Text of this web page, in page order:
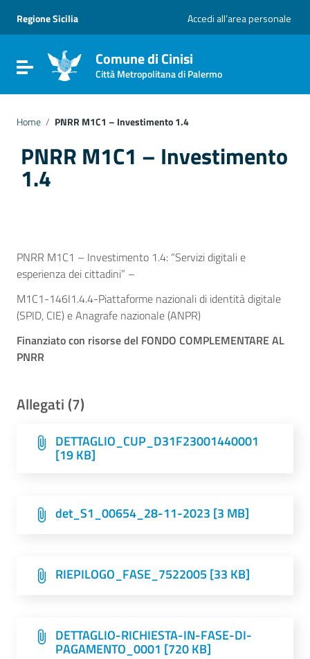
Vai al menu di navigazione
Vai al footer
Regione Sicilia Accedi all’area personale
Attiva / disattiva la navigazione
Comune di Cinisi
Città Metropolitana di Palermo
Home / PNRR M1C1 – Investimento 1.4
PNRR M1C1 – Investimento
1.4
PNRR M1C1 – Investimento 1.4: “Servizi digitali e
esperienza dei cittadini” –
M1C1-146I1.4.4-Piattaforme nazionali di identità digitale
(SPID, CIE) e Anagrafe nazionale (ANPR)
Finanziato con risorse del FONDO COMPLEMENTARE AL
PNRR
Allegati (7)
DETTAGLIO_CUP_D31F23001440001
[19 KB]
det_S1_00654_28-11-2023 [3 MB]
RIEPILOGO_FASE_7522005 [33 KB]
DETTAGLIO-RICHIESTA-IN-FASE-DI-
PAGAMENTO_0001 [720 KB]